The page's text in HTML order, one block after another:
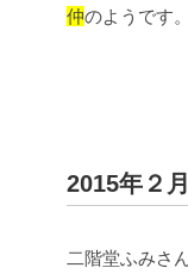
仲のようです。
2015年２
二階堂ふみさ